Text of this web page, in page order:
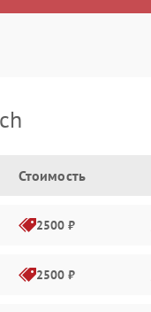
Стоимость
2500 ₽
2500 ₽